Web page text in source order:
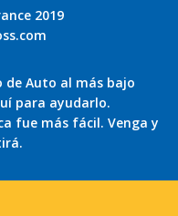
2019
de Auto al más bajo
para ayudarlo.
fue más fácil. Venga y